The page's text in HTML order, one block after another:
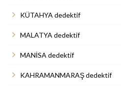
KÜTAHYA dedektif
MALATYA dedektif
MANİSA dedektif
KAHRAMANMARAŞ dedektif